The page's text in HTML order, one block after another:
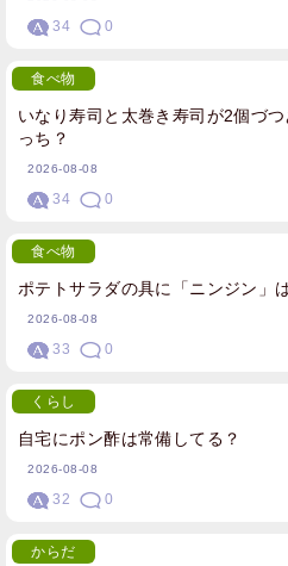
34 0
いなり寿司と太巻き寿司が2個づ
っち？
食べ物
2026-08-08
34 0
ポテトサラダの具に「ニンジン」
食べ物
2026-08-08
33 0
自宅にポン酢は常備してる？
くらし
2026-08-08
32 0
からだ